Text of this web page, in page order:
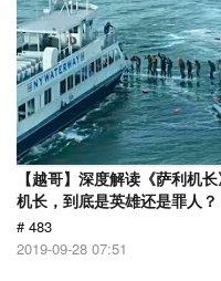
【越哥】深度解读《萨利机
机长，到底是英雄还是罪人？
# 483
2019-09-28 07:51